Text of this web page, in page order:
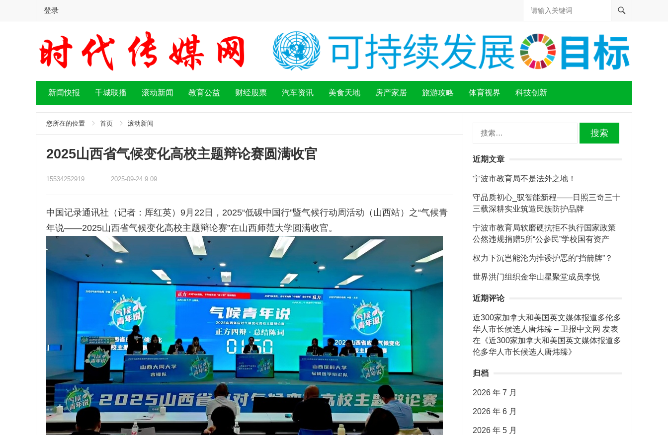
登录
新闻快报 千城联播 滚动新闻 教育公益 财经股票 汽车资讯 美食天地 房产家居 旅游攻略 体育视界 科技创新
您所在的位置 首页 滚动新闻
2025山西省气候变化高校主题辩论赛圆满收官
15534252919 2025-09-24 9:09
中国记录通讯社（记者：厍红英）9月22日，2025“低碳中国行”暨气候行动周活动（山西站）之“气候青
年说——2025山西省气候变化高校主题辩论赛”在山西师范大学圆满收官。
近期文章
宁波市教育局不是法外之地！
守品质初心_驭智能新程——日照三奇三十
三载深耕实业筑造民族防护品牌
宁波市教育局软磨硬抗拒不执行国家政策
公然违规捐赠5所“公参民”学校国有资产
权力下沉岂能沦为推诿护恶的“挡箭牌”？
世界洪门组织金华山星聚堂成员李悦
近期评论
近300家加拿大和美国英文媒体报道多伦多
华人市长候选人唐炜臻 – 卫报中文网 发表
在《近300家加拿大和美国英文媒体报道多
伦多华人市长候选人唐炜臻》
归档
2026 年 7 月
2026 年 6 月
2026 年 5 月